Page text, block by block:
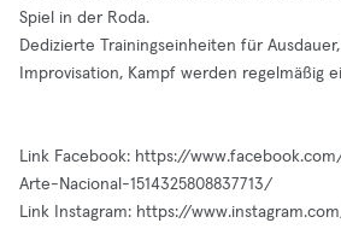
Spiel in der Roda.
Dedizierte Trainingseinheiten für
Improvisation, Kampf werden regelmäßig
Link Facebook: https://
Arte-Nacional-1514325808837713/
Link Instagram: https://